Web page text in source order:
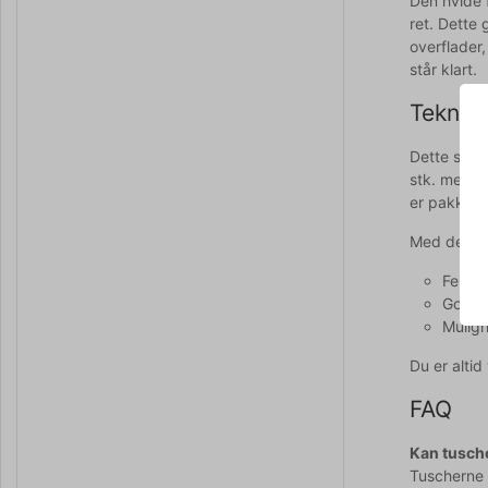
ret. Dette
står klart.
Dette sæt
stk. med
er pakket
Med dette
Fem
God
Du er
FAQ
Kan